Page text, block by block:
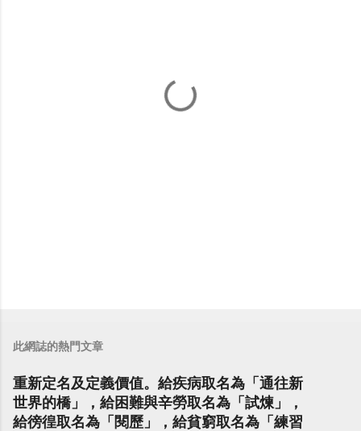
此網誌的熱門文章
重新定名及定義價值。給疾病取名為「通往新
世界的橋」，給困難與辛勞取名為「試煉」，
給徬徨取名為「閱歷」，給貧窮取名為「練習